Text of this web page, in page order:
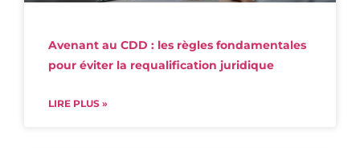
Avenant au CDD : les règles fondamentales
pour éviter la requalification juridique
LIRE PLUS »